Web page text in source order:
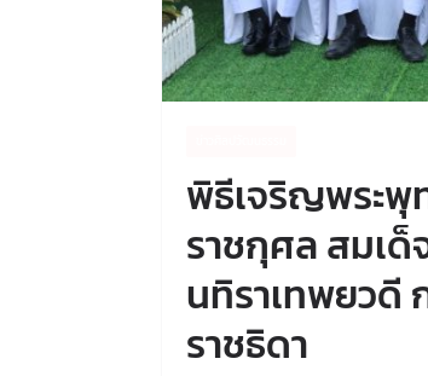
พิธีเจริญพระพุ
ราชกุศล สมเด็
นทิราเทพยวดี
ราชธิดา